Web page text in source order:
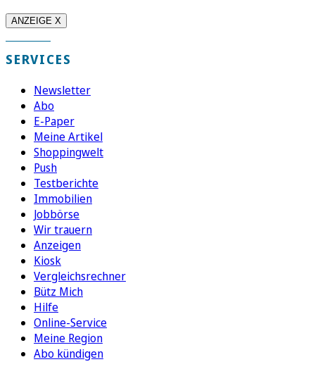
ANZEIGE X
SERVICES
Newsletter
Abo
E-Paper
Meine Artikel
Shoppingwelt
Push
Testberichte
Immobilien
Jobbörse
Wir trauern
Anzeigen
Kiosk
Vergleichsrechner
Bütz Mich
Hilfe
Online-Service
Meine Region
Abo kündigen